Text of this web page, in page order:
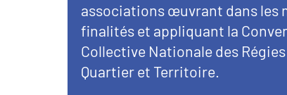
associations œuvrant dans les
finalités et appliquant la
Collective Nationale des
Quartier et Territoire.